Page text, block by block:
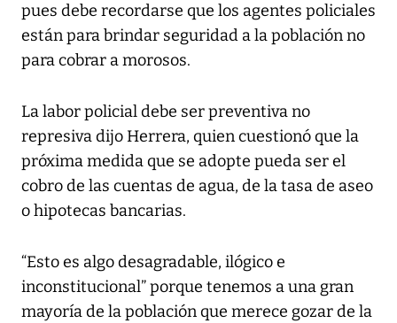
pues debe recordarse que los agentes policiales
están para brindar seguridad a la población no
para cobrar a morosos.
La labor policial debe ser preventiva no
represiva dijo Herrera, quien cuestionó que la
próxima medida que se adopte pueda ser el
cobro de las cuentas de agua, de la tasa de aseo
o hipotecas bancarias.
“Esto es algo desagradable, ilógico e
inconstitucional” porque tenemos a una gran
mayoría de la población que merece gozar de la